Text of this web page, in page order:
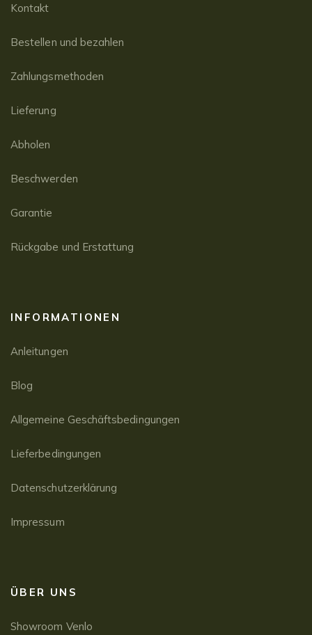
Kontakt
Bestellen und bezahlen
Zahlungsmethoden
Lieferung
Abholen
Beschwerden
Garantie
Rückgabe und Erstattung
INFORMATIONEN
Anleitungen
Blog
Allgemeine Geschäftsbedingungen
Lieferbedingungen
Datenschutzerklärung
Impressum
ÜBER UNS
Showroom Venlo